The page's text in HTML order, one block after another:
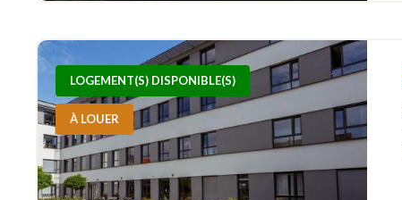
LOGEMENT(S) DISPONIBLE(S)
À LOUER